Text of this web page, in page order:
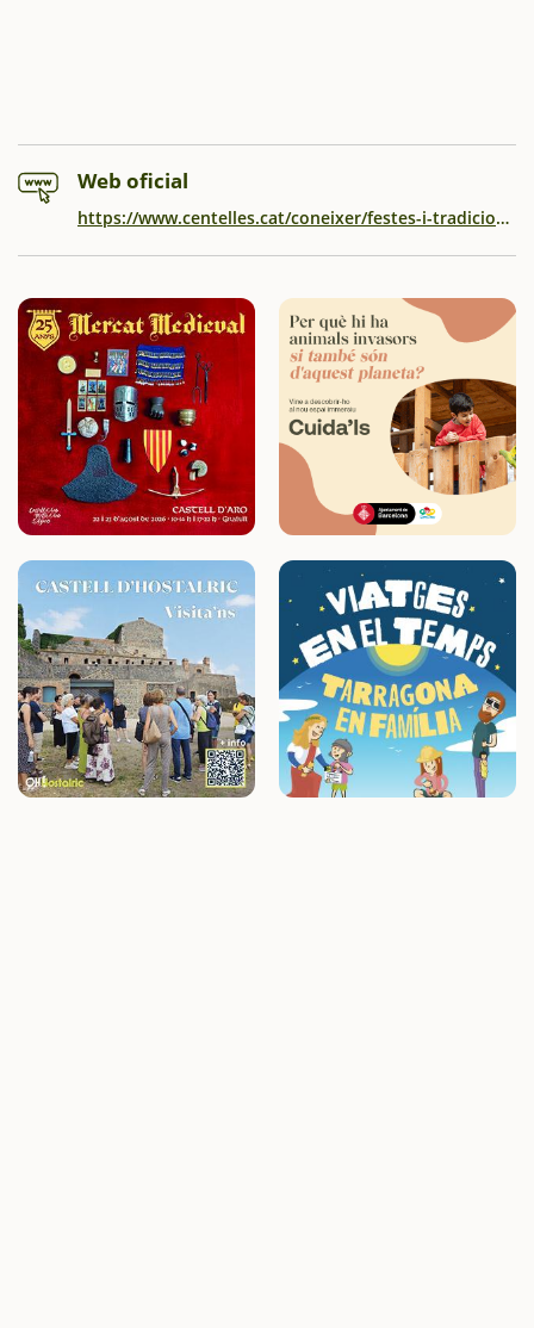
Web oficial
https://www.centelles.cat/coneixer/festes-i-tradicions/cau-de-bruixes